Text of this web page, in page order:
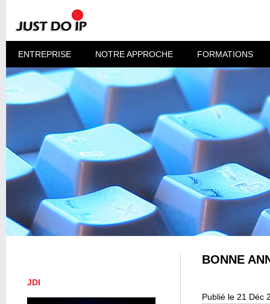
ENTREPRISE NOTRE APPROCHE FORMATIONS
JDI
BONNE
Publié le 21 Déc